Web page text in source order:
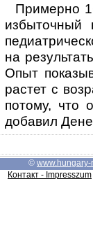
Примерно
на
Опыт
растет с
потому, что
добавил
© www.hungary-
Контакт - Impresszum